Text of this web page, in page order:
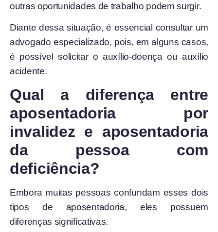
outras oportunidades de trabalho podem surgir.
Diante dessa situação, é essencial consultar um
advogado especializado, pois, em alguns casos,
é possível solicitar o auxílio-doença ou auxílio
acidente.
Qual a diferença entre
aposentadoria por
invalidez e aposentadoria
da pessoa com
deficiência?
Embora muitas pessoas confundam esses dois
tipos de aposentadoria, eles possuem
diferenças significativas.